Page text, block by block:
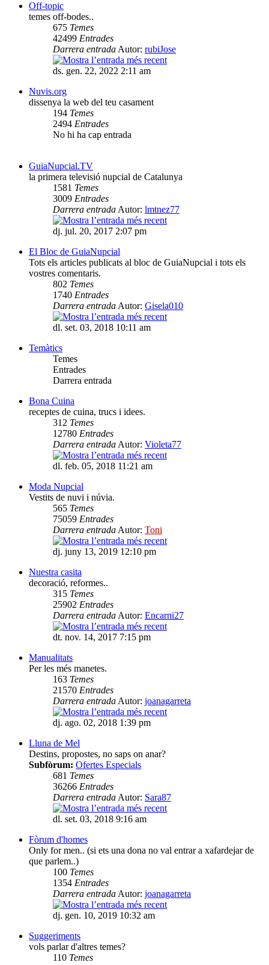
Off-topic
temes off-bodes..
675 Temes
42499 Entrades
Darrera entrada Autor: rubiJose
ds. gen. 22, 2022 2:11 am
Nuvis.org
dissenya la web del teu casament
194 Temes
2494 Entrades
No hi ha cap entrada
GuiaNupcial.TV
la primera televisió nupcial de Catalunya
1581 Temes
3009 Entrades
Darrera entrada Autor: lmtnez77
dj. jul. 20, 2017 2:07 pm
El Bloc de GuiaNupcial
Tots els articles publicats al bloc de GuiaNupcial i tots els
vostres comentaris.
802 Temes
1740 Entrades
Darrera entrada Autor: Gisela010
dl. set. 03, 2018 10:11 am
Temàtics
Temes
Entrades
Darrera entrada
Bona Cuina
receptes de cuina, trucs i idees.
312 Temes
12780 Entrades
Darrera entrada Autor: Violeta77
dl. feb. 05, 2018 11:21 am
Moda Nupcial
Vestits de nuvi i núvia.
565 Temes
75059 Entrades
Darrera entrada Autor: Toni
dj. juny 13, 2019 12:10 pm
Nuestra casita
decoració, reformes..
315 Temes
25902 Entrades
Darrera entrada Autor: Encarni27
dt. nov. 14, 2017 7:15 pm
Manualitats
Per les més manetes.
163 Temes
21570 Entrades
Darrera entrada Autor: joanagarreta
dj. ago. 02, 2018 1:39 pm
Lluna de Mel
Destins, propostes, no saps on anar?
Subfòrum: Ofertes Especials
681 Temes
36266 Entrades
Darrera entrada Autor: Sara87
dl. set. 03, 2018 9:16 am
Fòrum d'homes
Only for men.. (si ets una dona no val entrar a xafardejar de
que parlem..)
100 Temes
1354 Entrades
Darrera entrada Autor: joanagarreta
dj. gen. 10, 2019 10:32 am
Suggeriments
vols parlar d'altres temes?
110 Temes